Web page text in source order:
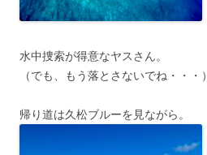
水中捜索が得意なヤスさん。
（でも、もう落とさないでね・・・）
帰り道は久松ブルーを見ながら。